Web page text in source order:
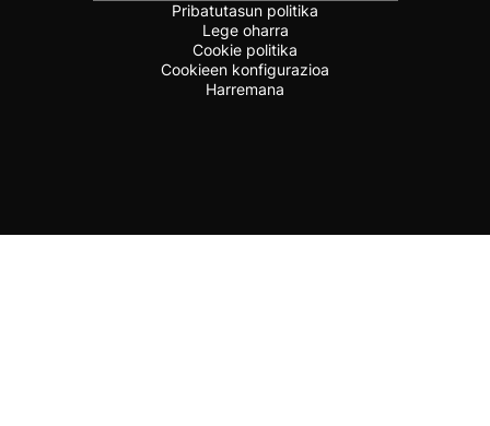
Pribatutasun politika
Lege oharra
Cookie politika
Cookieen konfigurazioa
Harremana